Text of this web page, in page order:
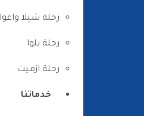
رحلة شيلا واغوا
رحلة يلوا
رحلة ازميت
خدماتنا